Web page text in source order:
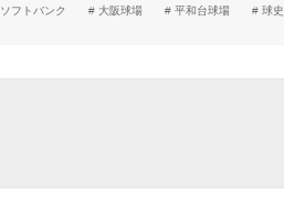
ソフトバンク 大阪球場 平和台球場 球史